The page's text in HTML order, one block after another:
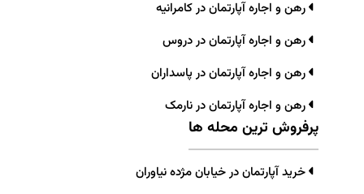
رهن و اجاره آپارتمان در کامرانیه
رهن و اجاره آپارتمان در دروس
رهن و اجاره آپارتمان در پاسداران
رهن و اجاره آپارتمان در نارمک
پرفروش ترین محله ها
خرید آپارتمان در خیابان مژده نیاوران